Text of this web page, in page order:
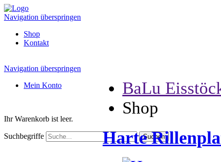
Navigation überspringen
Shop
Kontakt
Navigation überspringen
Mein Konto
Ihr Warenkorb ist leer.
Suchbegriffe
BaLu
Shop
Harte